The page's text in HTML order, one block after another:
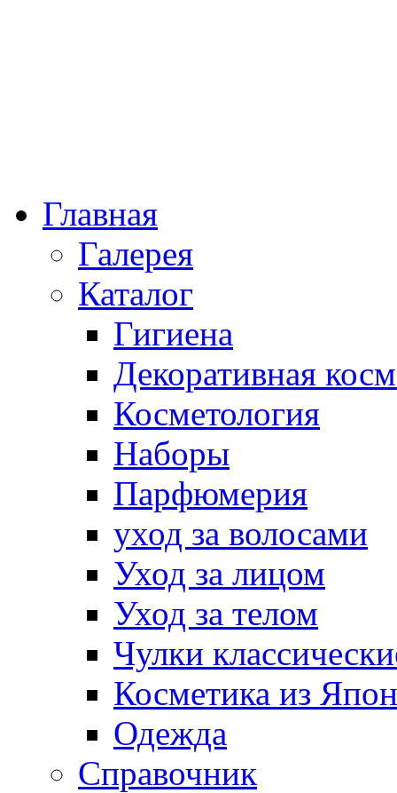
Главная
Галерея
Каталог
Гигиена
Декоративная
Косметология
Наборы
Парфюмерия
уход за волосами
Уход за лицом
Уход за телом
Чулки
Косметика из
Одежда
Справочник